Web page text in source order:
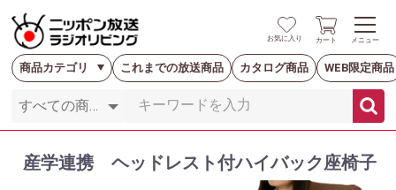
お気に入り カート メニュー
商品カテゴリ これまでの放送商品 カタログ商品 WEB限定商品
産学連携 ヘッドレスト付ハイバック座椅子